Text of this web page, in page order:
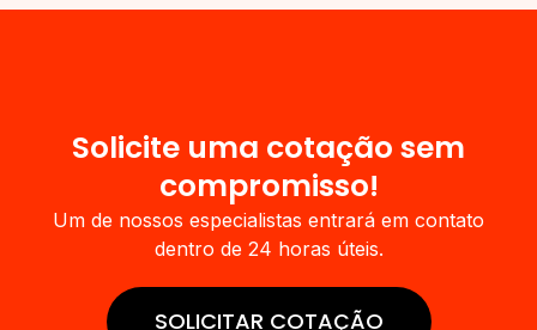
Solicite uma cotação sem
compromisso!​
Um de nossos especialistas entrará em contato
dentro de 24 horas úteis.
SOLICITAR COTAÇÃO